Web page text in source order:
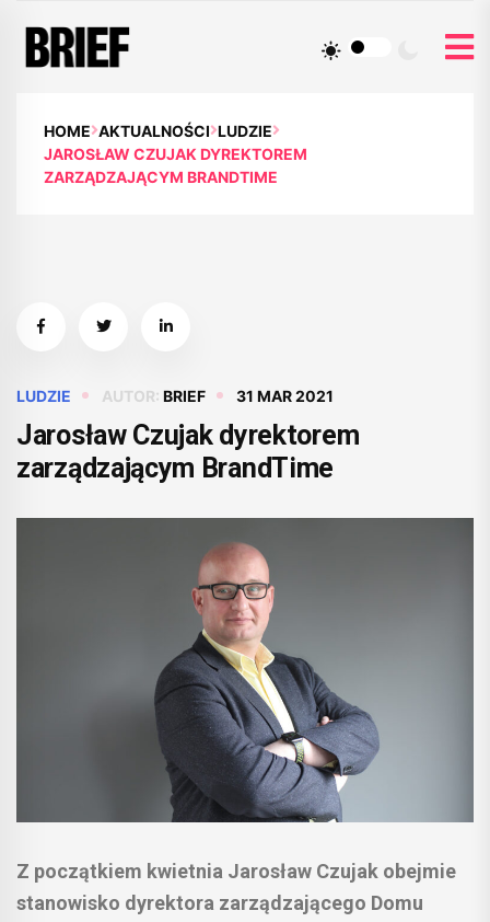
HOME AKTUALNOŚCI LUDZIE
JAROSŁAW CZUJAK DYREKTOREM
ZARZĄDZAJĄCYM BRANDTIME
LUDZIE AUTOR: BRIEF 31 MAR 2021
Jarosław Czujak dyrektorem
zarządzającym BrandTime
Z początkiem kwietnia Jarosław Czujak obejmie
stanowisko dyrektora zarządzającego Domu